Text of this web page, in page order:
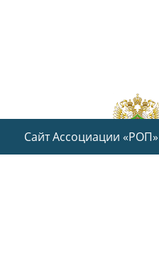
Сайт Ассоциации «РОП»